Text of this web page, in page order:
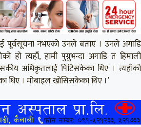
पूर्वसूचना नभएको उनले बताए । उनले अगाडि
हो त्यहाँ, हामी पुग्नुभन्दा अगाडि त हिमाली
अधिकृतलाई पिटिसकेका थिए । त्यहाँको
थिए । मोबाइल खोसिसकेका थिए ।’